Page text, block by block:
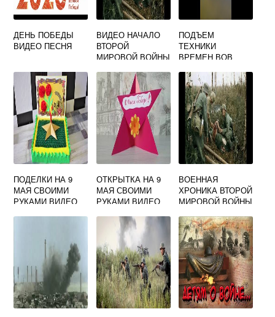
ДЕНЬ ПОБЕДЫ
ВИДЕО ПЕСНЯ
ВИДЕО НАЧАЛО
ВТОРОЙ
МИРОВОЙ ВОЙНЫ
ПОДЪЕМ
ТЕХНИКИ
ВРЕМЕН ВОВ
ПОДЕЛКИ НА 9
МАЯ СВОИМИ
РУКАМИ ВИДЕО
ОТКРЫТКА НА 9
МАЯ СВОИМИ
РУКАМИ ВИДЕО
ВОЕННАЯ
ХРОНИКА ВТОРОЙ
МИРОВОЙ ВОЙНЫ